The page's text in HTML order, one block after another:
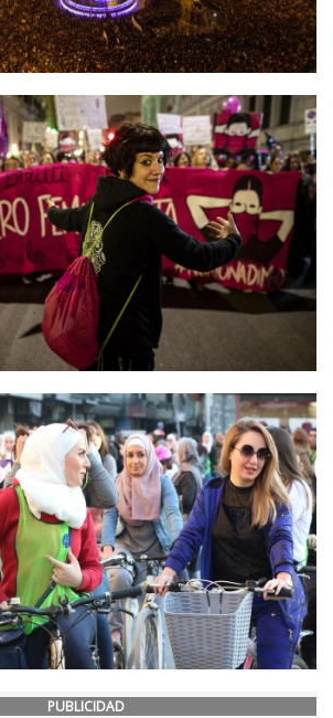
PUBLICIDAD